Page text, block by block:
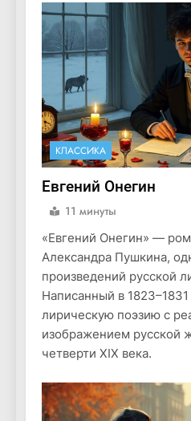
КЛАССИКА
Евгений Онегин
11 минуты
«Евгений Онегин» —
Александра Пушкина,
произведений русской
Написанный в
лирическую поэзию с
изображением русской
четверти XIX века.